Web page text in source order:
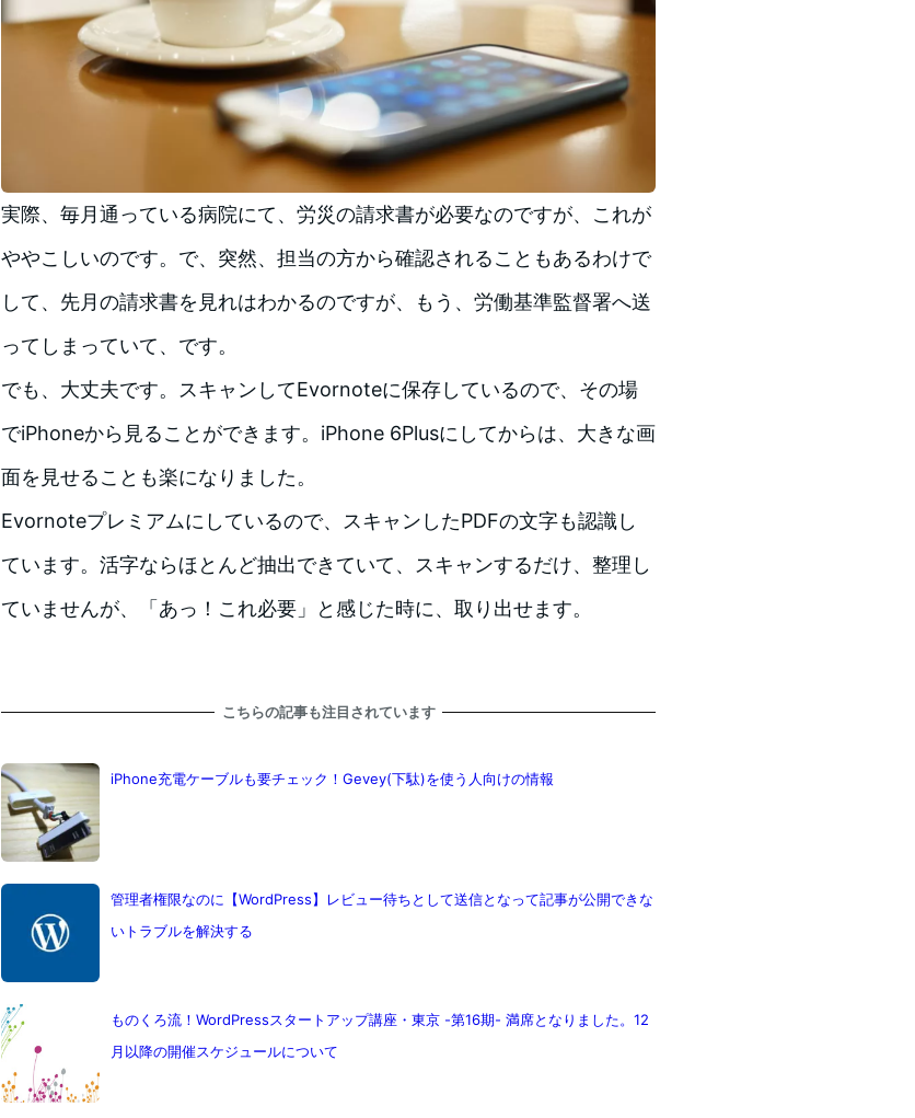
実際、毎月通っている病院にて、労災の請求書が必要なのですが、これが
ややこしいのです。で、突然、担当の方から確認されることもあるわけで
して、先月の請求書を見れはわかるのですが、もう、労働基準監督署へ送
ってしまっていて、です。
でも、大丈夫です。スキャンしてEvornoteに保存しているので、その場
でiPhoneから見ることができます。iPhone 6Plusにしてからは、大きな画
面を見せることも楽になりました。
Evornoteプレミアムにしているので、スキャンしたPDFの文字も認識し
ています。活字ならほとんど抽出できていて、スキャンするだけ、整理し
ていませんが、「あっ！これ必要」と感じた時に、取り出せます。
こちらの記事も注目されています
iPhone充電ケーブルも要チェック！Gevey(下駄)を使う人向けの情報
管理者権限なのに【WordPress】レビュー待ちとして送信となって記事が公開できな
いトラブルを解決する
ものくろ流！WordPressスタートアップ講座・東京 -第16期- 満席となりました。12
月以降の開催スケジュールについて